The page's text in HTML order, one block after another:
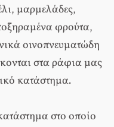
μαρμελάδες,
φρούτα,
οινοπνευματώδη
στα ράφια μας
κατάστημα.
στο οποίο